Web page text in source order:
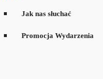
Jak nas słuchać
Promocja Wydarzenia